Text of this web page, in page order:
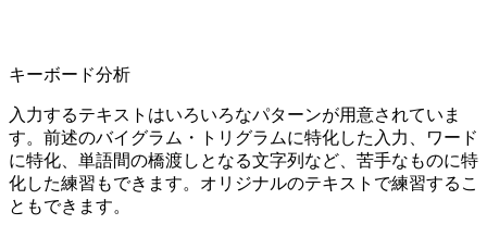
キーボード分析
入力するテキストはいろいろなパターンが用意されていま
す。前述のバイグラム・トリグラムに特化した入力、ワード
に特化、単語間の橋渡しとなる文字列など、苦手なものに特
化した練習もできます。オリジナルのテキストで練習するこ
ともできます。